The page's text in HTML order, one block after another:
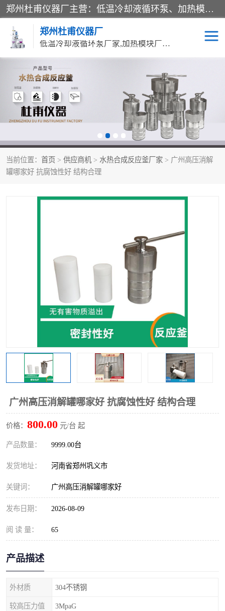
郑州杜甫仪器厂主营：低温冷却液循环泵、加热模块、水热合成反应釜、水油浴锅、旋转蒸发器、循环水真空泵等产品。郑州杜甫仪器厂在众多的教学仪器行业中依靠科技力量扬长避短、迅速发展，成为国家教委*生产教学仪器的厂家，产品具有国内良好水平，主导产品通过ISO9002质量认证。
郑州杜甫仪器厂
低温冷却液循环泵厂家,加热模块厂家,水热合成反应釜厂家,水油浴锅厂家,旋转蒸发器厂家
当前位置： 首页 > 供应商机 > 水热合成反应釜厂家 > 广州高压消解
罐哪家好 抗腐蚀性好 结构合理
广州高压消解罐哪家好 抗腐蚀性好 结构合理
价格： 800.00 元/台 起
产品数量： 9999.00台
发货地址： 河南省郑州巩义市
关键词： 广州高压消解罐哪家好
发布日期： 2026-08-09
阅 读 量： 65
产品描述
外材质 304不锈钢
较高压力值 3MpaG
循环水真空泵厂家 水热合成反应釜厂家
低温冷却液循环泵厂家 加热模块厂家
气流烘干器
旋转蒸发器厂家 双层玻璃反应釜10L
多功能油浴锅
单层玻璃反应釜 低温恒温反应浴槽
电动搅拌器
加热模块